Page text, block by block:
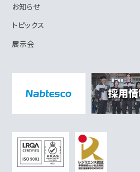
お知らせ
トピックス
展示会